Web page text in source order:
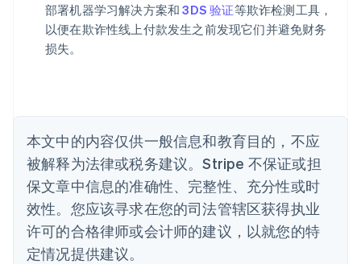
部署机器学习解决方案和3DS 验证等欺诈检测工具，
以便在欺诈性线上付款发生之前发现它们并避免财务
损失。
本文中的内容仅供一般信息和教育目的，不应
被解释为法律或税务建议。Stripe 不保证或担
保文章中信息的准确性、完整性、充分性或时
效性。您应该寻求在您的司法管辖区获得执业
许可的合格律师或会计师的建议，以就您的特
定情况提供建议。
巴西
PortuguêsEnglish
保加利亚
English
丹麦
德国
DeutschEnglish
法国
FrançaisEnglish
芬兰
EnglishSvenska